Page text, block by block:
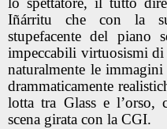
Iñárritu che con la
stupefacente del piano
impeccabili virtuosismi di
naturalmente le
drammaticamente
lotta tra Glass e l’orso,
scena girata con la CGI.